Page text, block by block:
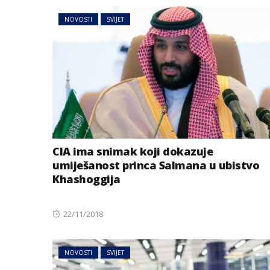
NOVOSTI SVIJET
CIA ima snimak koji dokazuje
umiješanost princa Salmana u ubistvo
Khashoggija
Posted
22/11/2018
NOVOSTI SVIJET